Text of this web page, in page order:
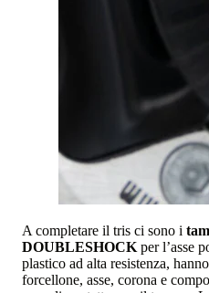
A completare il tris ci sono i
DOUBLESHOCK per l’asse
plastico ad alta resistenza,
forcellone, asse, corona e